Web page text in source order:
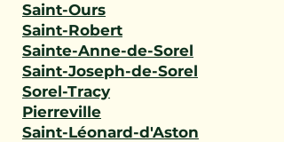
Saint-Ours
Saint-Robert
Sainte-Anne-de-Sorel
Saint-Joseph-de-Sorel
Sorel-Tracy
Pierreville
Saint-Léonard-d'Aston